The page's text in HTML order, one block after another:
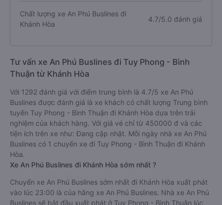
Chất lượng xe An Phú Buslines đi
Khánh Hòa
4.7/5.0 đánh giá
Tư vấn xe An Phú Buslines đi Tuy Phong - Bình
Thuận từ Khánh Hòa
Với 1292 đánh giá với điểm trung bình là 4.7/5 xe An Phú
Buslines được đánh giá là xe khách có chất lượng Trung bình
tuyến Tuy Phong - Bình Thuận đi Khánh Hòa dựa trên trải
nghiệm của khách hàng. Với giá vé chỉ từ 450000 đ và các
tiện ích trên xe như: Đang cập nhật. Mỗi ngày nhà xe An Phú
Buslines có 1 chuyến xe đi Tuy Phong - Bình Thuận đi Khánh
Hòa.
Xe An Phú Buslines đi Khánh Hòa sớm nhất ?
Chuyến xe An Phú Buslines sớm nhất đi Khánh Hòa xuất phát
vào lúc 23:00 là của hãng xe An Phú Buslines. Nhà xe An Phú
Buslines sẽ bắt đầu xuất phát ở Tuy Phong - Bình Thuận lúc